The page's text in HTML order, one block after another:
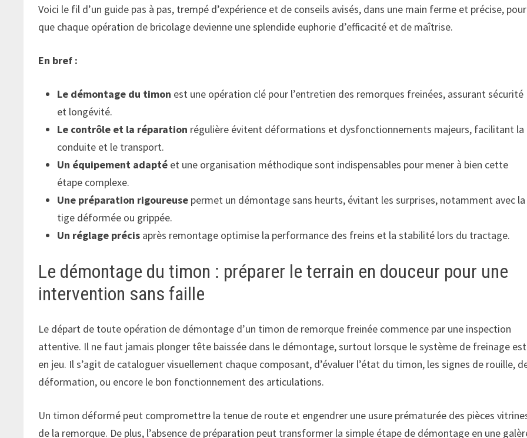
Voici le fil d’un guide pas à pas, trempé d’expérience et de conseils avisés, dans une main ferme et précise, pour
que chaque opération de bricolage devienne une splendide euphorie d’efficacité et de maîtrise.
En bref :
Le démontage du timon est une opération clé pour l’entretien des remorques freinées, assurant sécurité
et longévité.
Le contrôle et la réparation régulière évitent déformations et dysfonctionnements majeurs, facilitant la
conduite et le transport.
Un équipement adapté et une organisation méthodique sont indispensables pour mener à bien cette
étape complexe.
Une préparation rigoureuse permet un démontage sans heurts, évitant les surprises, notamment avec la
tige déformée ou grippée.
Un réglage précis après remontage optimise la performance des freins et la stabilité lors du tractage.
Le démontage du timon : préparer le terrain en douceur pour une
intervention sans faille
Le départ de toute opération de démontage d’un timon de remorque freinée commence par une inspection
attentive. Il ne faut jamais plonger tête baissée dans le démontage, surtout lorsque le système de freinage est
en jeu. Il s’agit de cataloguer visuellement chaque composant, d’évaluer l’état du timon, les signes de rouille,
déformation, ou encore le bon fonctionnement des articulations.
Un timon déformé peut compromettre la tenue de route et engendrer une usure prématurée des pièces
de la remorque. De plus, l’absence de préparation peut transformer la simple étape de démontage en une